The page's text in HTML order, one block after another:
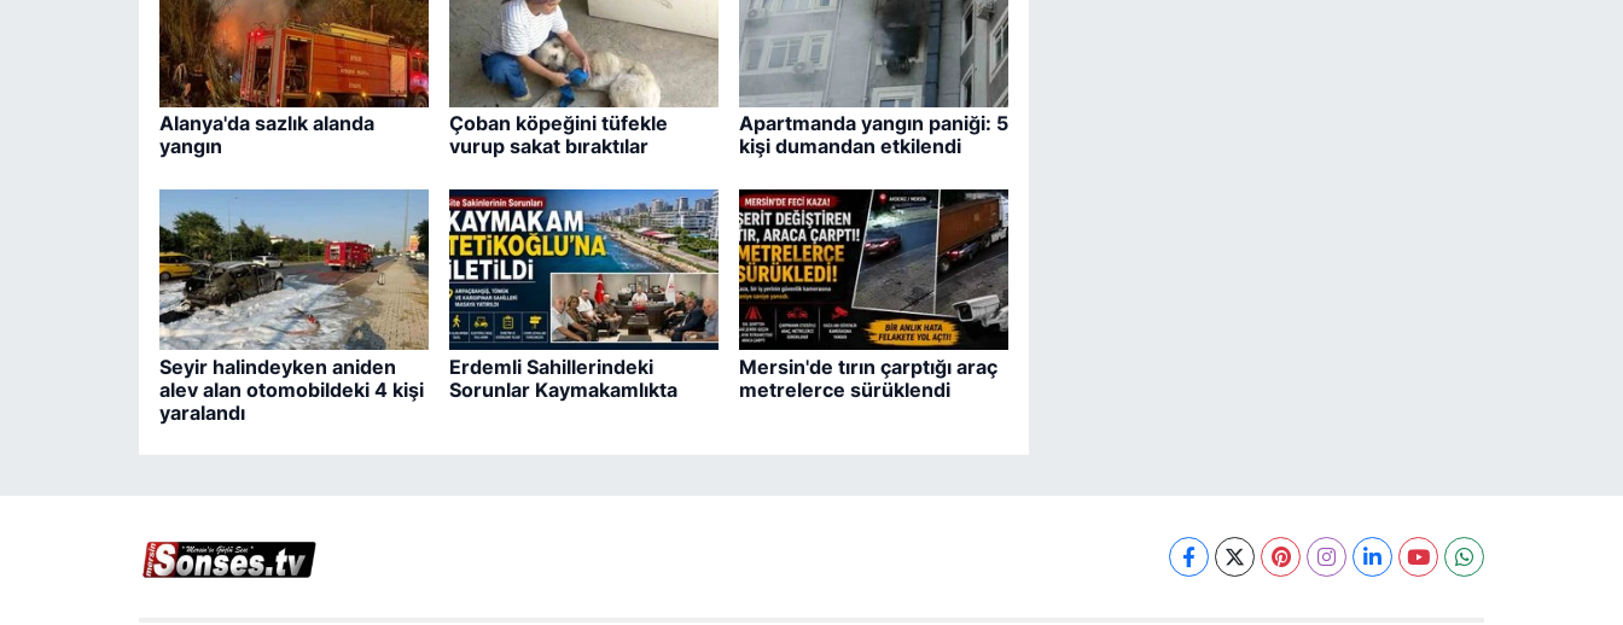
Alanya'da sazlık alanda
yangın
Çoban köpeğini tüfekle
vurup sakat bıraktılar
Apartmanda yangın paniği: 5
kişi dumandan etkilendi
Seyir halindeyken aniden
alev alan otomobildeki 4 kişi
yaralandı
Erdemli Sahillerindeki
Sorunlar Kaymakamlıkta
Mersin'de tırın çarptığı araç
metrelerce sürüklendi